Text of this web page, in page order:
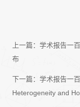
上一篇： 学术报告一
布
下一篇： 学术报告一
Heterogeneity and